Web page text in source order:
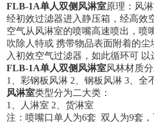
FLB-1A单人双侧风淋室原理：风
经初效过滤器进入静压箱，经高效
空气从风淋室的喷嘴高速喷出，喷
吹除人特或 携带物品表面附着的
入初效空气过滤器，如此循环可 以
FLB-1A单人双侧风淋室风林材质分
1、彩钢板风淋 2、钢板风淋 3、全
风淋室类型分为二大类：
1、人淋室 2、货淋室
注：喷嘴口单人为6套 双人为9套